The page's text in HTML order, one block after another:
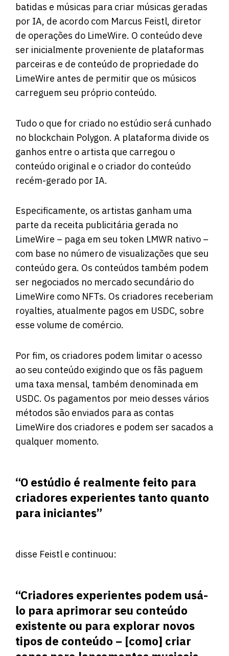
batidas e músicas para criar músicas geradas
por IA, de acordo com Marcus Feistl, diretor
de operações do LimeWire. O conteúdo deve
ser inicialmente proveniente de plataformas
parceiras e de conteúdo de propriedade do
LimeWire antes de permitir que os músicos
carreguem seu próprio conteúdo.
Tudo o que for criado no estúdio será cunhado
no blockchain Polygon. A plataforma divide os
ganhos entre o artista que carregou o
conteúdo original e o criador do conteúdo
recém-gerado por IA.
Especificamente, os artistas ganham uma
parte da receita publicitária gerada no
LimeWire – paga em seu token LMWR nativo –
com base no número de visualizações que seu
conteúdo gera. Os conteúdos também podem
ser negociados no mercado secundário do
LimeWire como NFTs. Os criadores receberiam
royalties, atualmente pagos em USDC, sobre
esse volume de comércio.
Por fim, os criadores podem limitar o acesso
ao seu conteúdo exigindo que os fãs paguem
uma taxa mensal, também denominada em
USDC. Os pagamentos por meio desses vários
métodos são enviados para as contas
LimeWire dos criadores e podem ser sacados a
qualquer momento.
“O estúdio é realmente feito para
criadores experientes tanto quanto
para iniciantes”
disse Feistl e continuou:
“Criadores experientes podem usá-
lo para aprimorar seu conteúdo
existente ou para explorar novos
tipos de conteúdo – [como] criar